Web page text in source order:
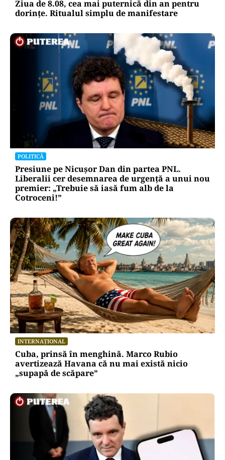
Ziua de 8.08, cea mai puternică din an pentru
dorințe. Ritualul simplu de manifestare
POLITICĂ
Presiune pe Nicușor Dan din partea PNL.
Liberalii cer desemnarea de urgență a unui nou
premier: „Trebuie să iasă fum alb de la
Cotroceni!”
INTERNAȚIONAL
Cuba, prinsă în menghină. Marco Rubio
avertizează Havana că nu mai există nicio
„supapă de scăpare”